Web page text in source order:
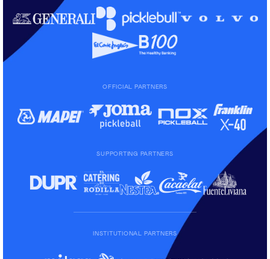
OFFICIAL PARTNERS
SUPPORTING PARTNERS
INSTITUTIONAL PARTNERS